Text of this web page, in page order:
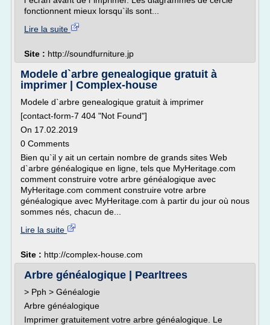
fonctionnent mieux lorsqu`ils sont...
Lire la suite
Site : http://soundfurniture.jp
Modele d`arbre genealogique gratuit à
imprimer | Complex-house
Modele d`arbre genealogique gratuit à imprimer
[contact-form-7 404 "Not Found"]
On 17.02.2019
0 Comments
Bien qu`il y ait un certain nombre de grands sites Web
d`arbre généalogique en ligne, tels que MyHeritage.com
comment construire votre arbre généalogique avec
MyHeritage.com comment construire votre arbre
généalogique avec MyHeritage.com à partir du jour où nous
sommes nés, chacun de...
Lire la suite
Site : http://complex-house.com
Arbre généalogique | Pearltrees
> Pph > Généalogie
Arbre généalogique
Imprimer gratuitement votre arbre généalogique. Le